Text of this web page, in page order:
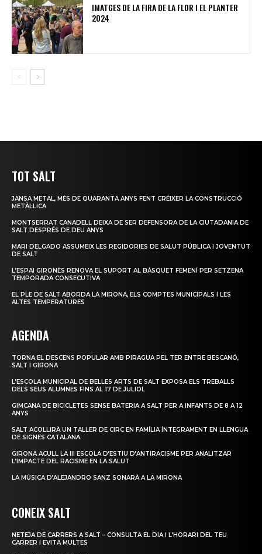
IMATGES DE LA FIRA DE LA FLOR I EL PLANTER
2024
TOT SALT
JANSA METAL, MÉS DE QUARANTA ANYS FENT CRÉIXER LA CONSTRUCCIÓ
METÀL·LICA
MONTSERRAT CANADELL DEIXA DE SER DEFENSORA DE LA CIUTADANIA DE
SALT DESPRÉS DE DEU ANYS
MARI DELGADO ASSUMEIX LES REGIDORIES DE SALUT PÚBLICA I JOVENTUT
DE SALT
L’ESPAI GIRONÈS RENOVA EL SUPORT AL BÀSQUET FEMENÍ PER SETZENA
TEMPORADA CONSECUTIVA
EL PLE DE SALT ABORDA LA MIRONA, ELS COMPTES MUNICIPALS I LES
ALTES TEMPERATURES
AGENDA
TORNA EL DESCENS POPULAR AMB PIRAGUA PEL TER ENTRE BESCANÓ,
SALT I GIRONA
L’ESCOLA MUNICIPAL DE BELLES ARTS DE SALT EXPOSA ELS TREBALLS
DELS SEUS ALUMNES FINS AL 17 DE JULIOL
GIMCANA DE BICICLETES SENSE BATERIA A SALT PER A INFANTS DE 8 A 12
ANYS
SALT ACOLLIRÀ UN TALLER DE CIRC EN FAMÍLIA ÍNTEGRAMENT EN LLENGUA
DE SIGNES CATALANA
GIRONA ACULL LA III ESCOLA D’ESTIU D’ANTIRACISME PER ANALITZAR
L’IMPACTE DEL RACISME EN LA SALUT
LA MÚSICA D’ALEJANDRO SANZ SONARÀ A LA MIRONA
CONEIX SALT
NETEJA DE CARRERS A SALT – CONSULTA EL DIA I L’HORARI DEL TEU
CARRER I EVITA MULTES